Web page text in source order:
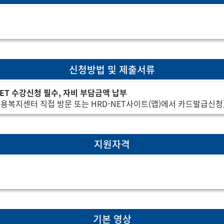
신청방법 및 제출서류
수강신청 필수, 자비 부담금액 납부
복지센터 직접 방문 또는 HRD-NET사이트(앱)에서 카드발급신
지원자격
기본 영상